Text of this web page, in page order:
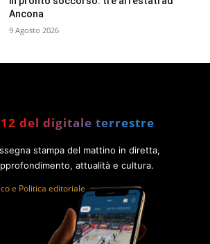
Ancona
9 Agosto 2026
del digitale terrestre
stampa del mattino in diretta,
attualità e cultura.
e Politica editoriale